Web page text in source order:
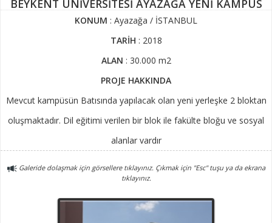
BEYKENT ÜNİVERSİTESİ AYAZAĞA YENİ KAMPÜS
KONUM : Ayazağa / İSTANBUL
TARİH : 2018
ALAN : 30.000 m2
PROJE HAKKINDA
Mevcut kampüsün Batısında yapılacak olan yeni yerleşke 2 bloktan
oluşmaktadır. Dil eğitimi verilen bir blok ile fakülte bloğu ve sosyal
alanlar vardır
Galeride dolaşmak için görsellere tıklayınız. Çıkmak için "Esc" tuşu ya da ekrana
tıklayınız.